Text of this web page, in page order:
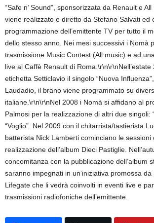
“Safe n’ Sound”, sponsorizzata da Renault e
viene realizzato e diretto da Stefano Salvati ed
programmazione dell’emittente TV per tutto il
dello stesso anno. Nei mesi successivi i Nomà
trasmissione Music Contest (All music) e ad
live al Caffè Renault di Roma.\r\n\r\nNell’estate
etichetta Setticlavio il singolo “Nuova
Laudadio, il brano viene programmato su
italiane.\r\n\r\nNel 2008 i Nomà si affidano al
Palmosi per la realizzazione di altri due singoli:
“Voglio”. Nel 2009 con il chitarrista/tastierista
batterista Nick Lamberti cominciano le sessioni
realizzazione dell’album Dieci Pastiglie.
concomitanza con la pubblicazione dell’album
saranno impegnati in un’iniziativa promossa
Lifegate che li vedrà coinvolti in eventi live e
trasmissioni radiofoniche dell’emittente.